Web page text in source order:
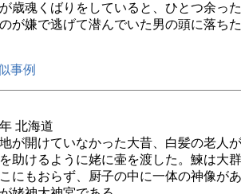
歳魂くばりをしていると、ひとつ余っ
が嫌で逃げて潜んでいた男の頭に落ち
事例
北海道
が開けていなかった大昔、白髪の老人
助けるように姥に壷を渡した。鰊は大
にもおらず、厨子の中に一体の神像が